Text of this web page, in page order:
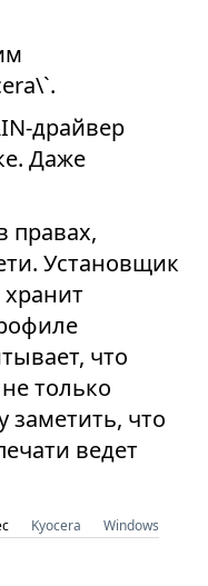
драйвер
Даже
правах,
Установщик
что
только
заметить, что
ведет
Kyocera Windows